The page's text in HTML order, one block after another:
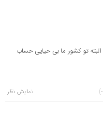
تو کشور ما بی حیایی حساب